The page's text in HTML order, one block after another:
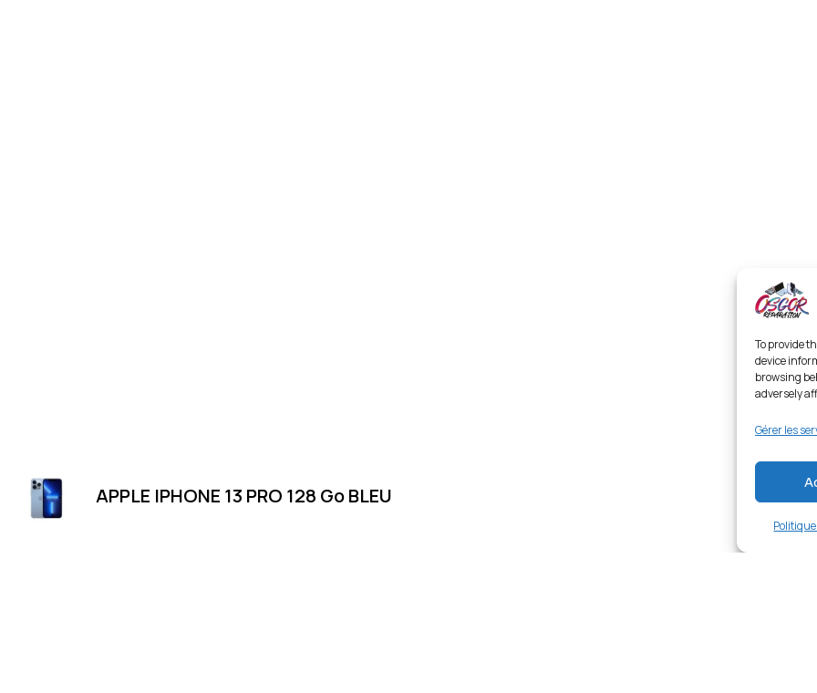
To provide
device
browsing
adversely
Gérer les
APPLE IPHONE 13 PRO 128 Go BLEU